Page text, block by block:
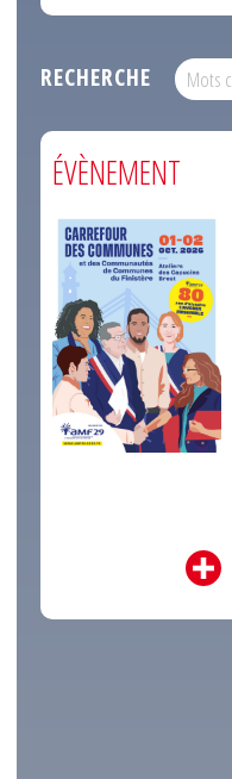
RECHERCHE
ÉVÈNEMENT